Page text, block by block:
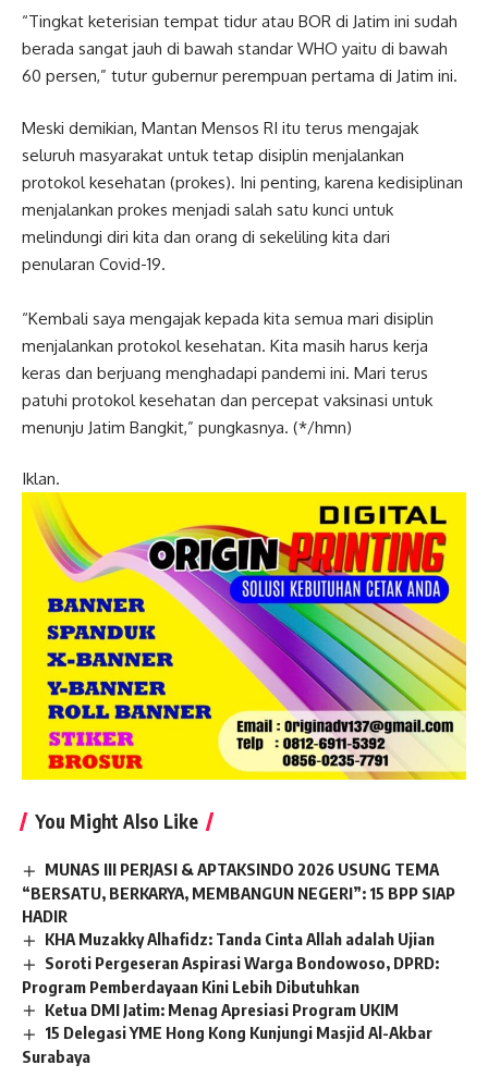
“Tingkat keterisian tempat tidur atau BOR di Jatim ini sudah
berada sangat jauh di bawah standar WHO yaitu di bawah
60 persen,” tutur gubernur perempuan pertama di Jatim ini.
Meski demikian, Mantan Mensos RI itu terus mengajak
seluruh masyarakat untuk tetap disiplin menjalankan
protokol kesehatan (prokes). Ini penting, karena kedisiplinan
menjalankan prokes menjadi salah satu kunci untuk
melindungi diri kita dan orang di sekeliling kita dari
penularan Covid-19.
“Kembali saya mengajak kepada kita semua mari disiplin
menjalankan protokol kesehatan. Kita masih harus kerja
keras dan berjuang menghadapi pandemi ini. Mari terus
patuhi protokol kesehatan dan percepat vaksinasi untuk
menunju Jatim Bangkit,” pungkasnya. (*/hmn)
Iklan.
You Might Also Like
MUNAS III PERJASI & APTAKSINDO 2026 USUNG TEMA
“BERSATU, BERKARYA, MEMBANGUN NEGERI”: 15 BPP SIAP
HADIR
KHA Muzakky Alhafidz: Tanda Cinta Allah adalah Ujian
Soroti Pergeseran Aspirasi Warga Bondowoso, DPRD:
Program Pemberdayaan Kini Lebih Dibutuhkan
Ketua DMI Jatim: Menag Apresiasi Program UKIM
15 Delegasi YME Hong Kong Kunjungi Masjid Al-Akbar
Surabaya